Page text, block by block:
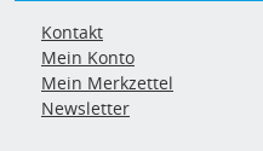
Kontakt
Mein Konto
Mein Merkzettel
Newsletter